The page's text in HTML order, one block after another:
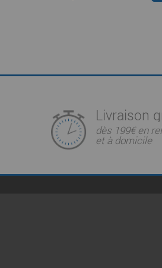
Livraison
dès 199€ en
et à domicile